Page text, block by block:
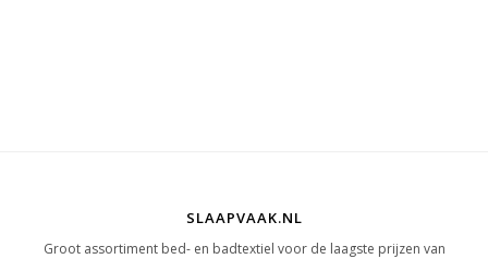
SLAAPVAAK.NL
Groot assortiment bed- en badtextiel voor de laagste prijzen van